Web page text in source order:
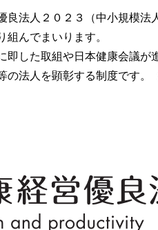
法人２０２３（中小規模法
んでまいります。
した取組や日本健康会議が
法人を顕彰する制度です。